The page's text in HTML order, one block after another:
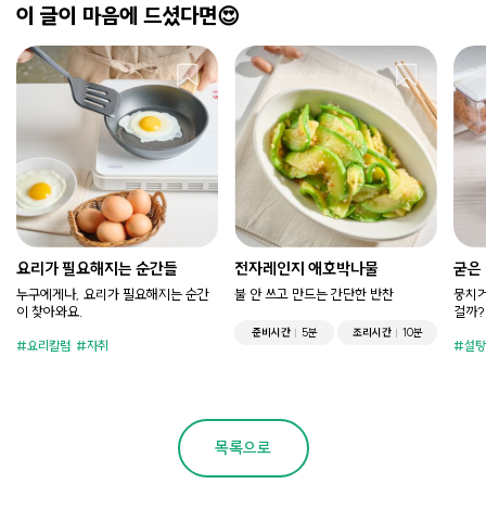
이 글이 마음에 드셨다면😍
요리가 필요해지는 순간들
누구에게나, 요리가 필요해지는 순간
이 찾아와요.
요리칼럼 자취
전자레인지 애호박나물
불 안 쓰고 만드는 간단한 반찬
준비시간 5분 조리시간 10분
굳은
뭉치
걸까?
설탕
목록으로